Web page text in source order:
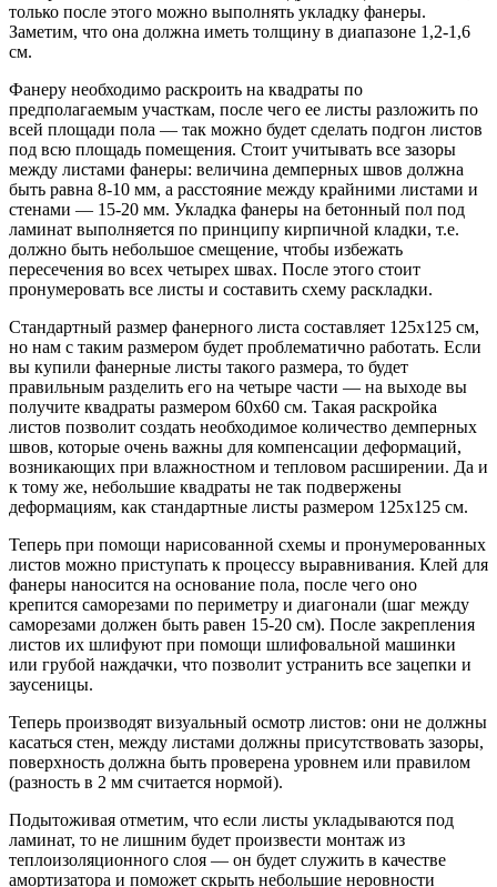
только после этого можно выполнять укладку фанеры.
Заметим, что она должна иметь толщину в диапазоне 1,2-1,6
см.
Фанеру необходимо раскроить на квадраты по
предполагаемым участкам, после чего ее листы разложить по
всей площади пола — так можно будет сделать подгон листов
под всю площадь помещения. Стоит учитывать все зазоры
между листами фанеры: величина демперных швов должна
быть равна 8-10 мм, а расстояние между крайними листами и
стенами — 15-20 мм. Укладка фанеры на бетонный пол под
ламинат выполняется по принципу кирпичной кладки, т.е.
должно быть небольшое смещение, чтобы избежать
пересечения во всех четырех швах. После этого стоит
пронумеровать все листы и составить схему раскладки.
Стандартный размер фанерного листа составляет 125х125 см,
но нам с таким размером будет проблематично работать. Если
вы купили фанерные листы такого размера, то будет
правильным разделить его на четыре части — на выходе вы
получите квадраты размером 60х60 см. Такая раскройка
листов позволит создать необходимое количество демперных
швов, которые очень важны для компенсации деформаций,
возникающих при влажностном и тепловом расширении. Да и
к тому же, небольшие квадраты не так подвержены
деформациям, как стандартные листы размером 125х125 см.
Теперь при помощи нарисованной схемы и пронумерованных
листов можно приступать к процессу выравнивания. Клей для
фанеры наносится на основание пола, после чего оно
крепится саморезами по периметру и диагонали (шаг между
саморезами должен быть равен 15-20 см). После закрепления
листов их шлифуют при помощи шлифовальной машинки
или грубой наждачки, что позволит устранить все зацепки и
заусеницы.
Теперь производят визуальный осмотр листов: они не должны
касаться стен, между листами должны присутствовать зазоры,
поверхность должна быть проверена уровнем или правилом
(разность в 2 мм считается нормой).
Подытоживая отметим, что если листы укладываются под
ламинат, то не лишним будет произвести монтаж из
теплоизоляционного слоя — он будет служить в качестве
амортизатора и поможет скрыть небольшие неровности